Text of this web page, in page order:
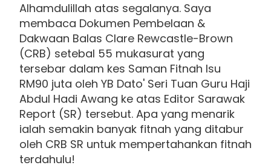
Alhamdulillah atas segalanya. Saya
membaca Dokumen Pembelaan &
Dakwaan Balas Clare Rewcastle-Brown
(CRB) setebal 55 mukasurat yang
tersebar dalam kes Saman Fitnah Isu
RM90 juta oleh YB Dato' Seri Tuan Guru Haji
Abdul Hadi Awang ke atas Editor Sarawak
Report (SR) tersebut. Apa yang menarik
ialah semakin banyak fitnah yang ditabur
oleh CRB SR untuk mempertahankan fitnah
terdahulu!